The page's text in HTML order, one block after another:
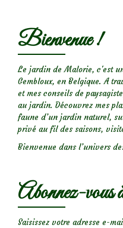
Bienvenue !
Le jardin de Malorie, c'est
Gembloux, en Belgique. A
et mes conseils de
au jardin. Découvrez mes
faune d’un jardin naturel,
privé au fil des saisons,
Bienvenue dans l’univers
Abonnez-vous
Saisissez votre adresse e-